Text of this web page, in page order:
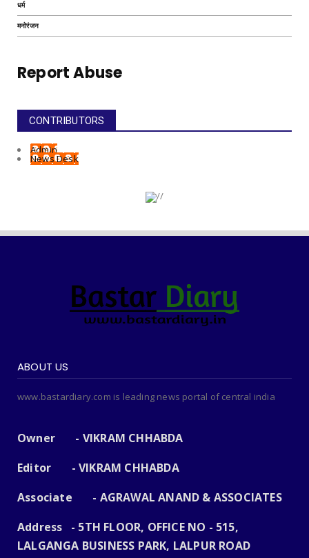
धर्म
मनोरंजन
Report Abuse
CONTRIBUTORS
Admin
News Desk
ABOUT US
www.bastardiary.com is leading news portal of central india
Owner - VIKRAM CHHABDA
Editor - VIKRAM CHHABDA
Associate - AGRAWAL ANAND & ASSOCIATES
Address - 5TH FLOOR, OFFICE NO - 515,
LALGANGA BUSINESS PARK, LALPUR ROAD